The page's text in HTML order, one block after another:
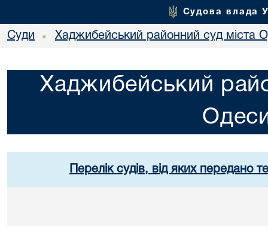
Судова влада
Суди • Хаджибейський районний суд міста
Хаджибейський
Перелік судів, від яких передано